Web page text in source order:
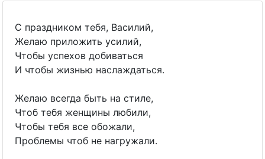
С праздником тебя, Василий,
Желаю приложить усилий,
Чтобы успехов добиваться
И чтобы жизнью наслаждаться.
Желаю всегда быть на стиле,
Чтоб тебя женщины любили,
Чтобы тебя все обожали,
Проблемы чтоб не нагружали.